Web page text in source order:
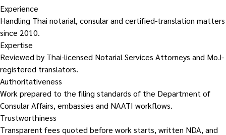
Experience
Handling Thai notarial, consular and certified-translation matters
since 2010.
Expertise
Reviewed by Thai-licensed Notarial Services Attorneys and MoJ-
registered translators.
Authoritativeness
Work prepared to the filing standards of the Department of
Consular Affairs, embassies and NAATI workflows.
Trustworthiness
Transparent fees quoted before work starts, written NDA, and